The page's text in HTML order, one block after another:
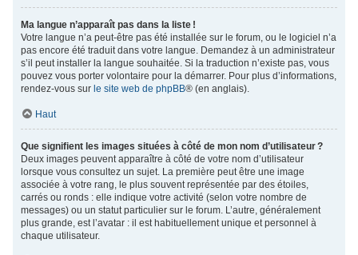
Ma langue n’apparaît pas dans la liste !
Votre langue n’a peut-être pas été installée sur le forum, ou le logiciel n’a
pas encore été traduit dans votre langue. Demandez à un administrateur
s’il peut installer la langue souhaitée. Si la traduction n’existe pas, vous
pouvez vous porter volontaire pour la démarrer. Pour plus d’informations,
rendez-vous sur le site web de phpBB® (en anglais).
Haut
Que signifient les images situées à côté de mon nom d’utilisateur ?
Deux images peuvent apparaître à côté de votre nom d’utilisateur
lorsque vous consultez un sujet. La première peut être une image
associée à votre rang, le plus souvent représentée par des étoiles,
carrés ou ronds : elle indique votre activité (selon votre nombre de
messages) ou un statut particulier sur le forum. L’autre, généralement
plus grande, est l’avatar : il est habituellement unique et personnel à
chaque utilisateur.